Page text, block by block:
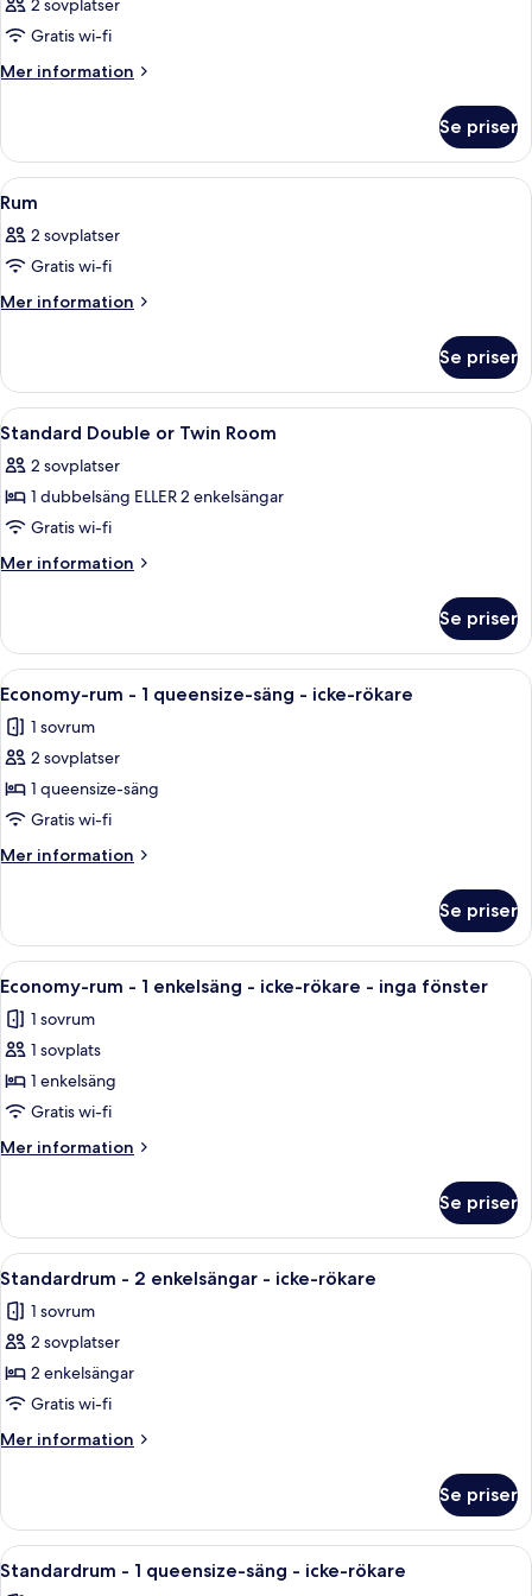
2 sovplatser
Gratis wi-fi
Mer information
Mer
Se priser
Öppna
alla
foton
för
Rum
Ett hotellrum med en säng, ett
8
Rum
2 sovplatser
Gratis wi-fi
Mer information
Mer
Se priser
Öppna
alla
foton
för
Standard
Double
Room
Ett sovrum med en säng, ett
34
Standard Double or Twin Room
2 sovplatser
1 dubbelsäng ELLER 2 enkelsängar
Gratis wi-fi
Mer information
Mer
Double
or
Twin
Se priser
Öppna
alla
foton
för
Economy-
rum
-
1
säng
icke-
rökare
Ett sovrum med en säng, en stol,
4
Economy-rum - 1 queensize-säng - icke-rökare
1 sovrum
2 sovplatser
1 queensize-säng
Gratis wi-fi
Mer information
Mer
rum
1
queensize-
säng
rökare
Se priser
Öppna
alla
foton
för
Economy-
rum
-
1
-
icke-
rökare
-
inga
fönster
Ett minimalistiskt sovrum med en
2
Economy-rum - 1 enkelsäng - icke-rökare - inga fönster
1 sovrum
1 sovplats
1 enkelsäng
Gratis wi-fi
Mer information
Mer
rum
1
icke-
-
inga
Se priser
Öppna
alla
foton
för
Standardrum
-
2
enkelsängar
icke-
rökare
Ett hotellrum med en säng, ett
4
Standardrum - 2 enkelsängar - icke-rökare
1 sovrum
2 sovplatser
2 enkelsängar
Gratis wi-fi
Mer information
Mer
-
enkelsängar
Se priser
Öppna
alla
Ett hotellrum med en stor säng, ett
4
Standardrum - 1 queensize-säng - icke-rökare